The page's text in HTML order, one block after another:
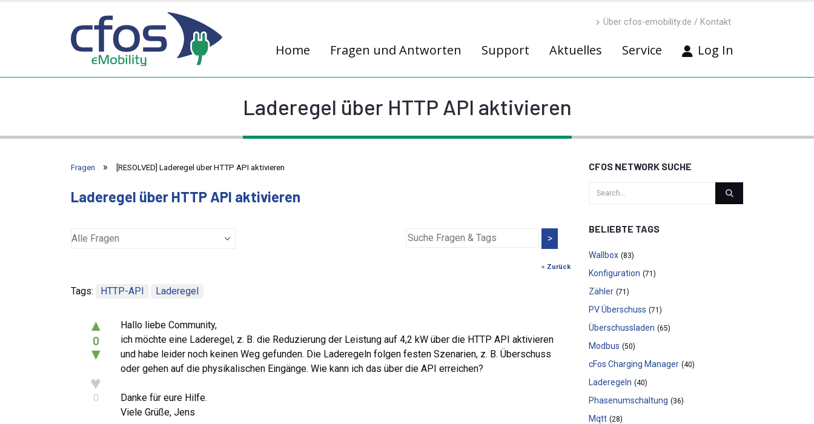
Über cfos-emobility.de / Kontakt
Home Fragen und Antworten Support Aktuelles Service Log In
Laderegel über HTTP API aktivieren
Fragen [RESOLVED] Laderegel über HTTP API aktivieren
Laderegel über HTTP API aktivieren
>
« Zurück
Tags: HTTP-API Laderegel
▲
0
▼
♥
0
Hallo liebe Community,
ich möchte eine Laderegel, z. B. die Reduzierung der Leistung auf 4,2 kW über die HTTP API aktivieren
und habe leider noch keinen Weg gefunden. Die Laderegeln folgen festen Szenarien, z. B. Überschuss
oder gehen auf die physikalischen Eingänge. Wie kann ich das über die API erreichen?
Danke für eure Hilfe.
Viele Grüße, Jens
CFOS NETWORK SUCHE
BELIEBTE TAGS
Wallbox (83)
Konfiguration (71)
Zähler (71)
PV Überschuss (71)
Überschussladen (65)
Modbus (50)
cFos Charging Manager (40)
Laderegeln (40)
Phasenumschaltung (36)
Mqtt (28)